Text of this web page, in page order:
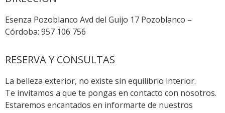
Esenza Pozoblanco Avd del Guijo 17 Pozoblanco –
Córdoba: 957 106 756
RESERVA Y CONSULTAS
La belleza exterior, no existe sin equilibrio interior.
Te invitamos a que te pongas en contacto con nosotros.
Estaremos encantados en informarte de nuestros